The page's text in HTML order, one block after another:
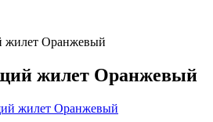
жилет Оранжевый
жилет Оранжевый